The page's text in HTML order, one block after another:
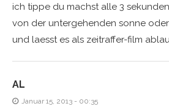
ich tippe du machst alle 3
von der untergehenden sonne
und laesst es als zeitraffer-film
AL
Januar 15, 2013 - 00:35